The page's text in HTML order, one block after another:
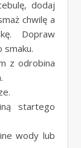
dodaj
chwilę a
Dopraw
smaku.
z odrobina
startego
wody lub